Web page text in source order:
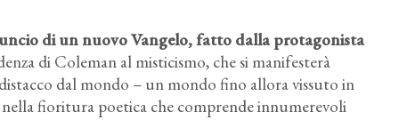
di un nuovo Vangelo, fatto dalla protagonista
di Coleman al misticismo, che si manifesterà
dal mondo – un mondo fino allora vissuto in
fioritura poetica che comprende innumerevoli